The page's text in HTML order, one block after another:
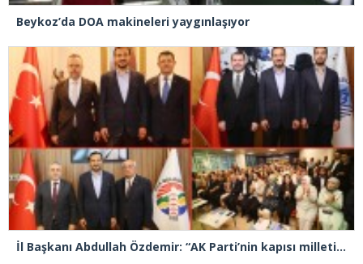
Beykoz’da DOA makineleri yaygınlaşıyor
İl Başkanı Abdullah Özdemir: “AK Parti’nin kapısı milletine hizmet etmek isteyen herkese açıktır”